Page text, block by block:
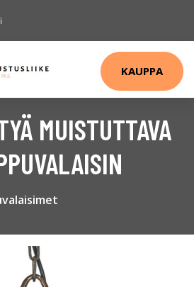
KAUPPA
MUISTUTTAVA